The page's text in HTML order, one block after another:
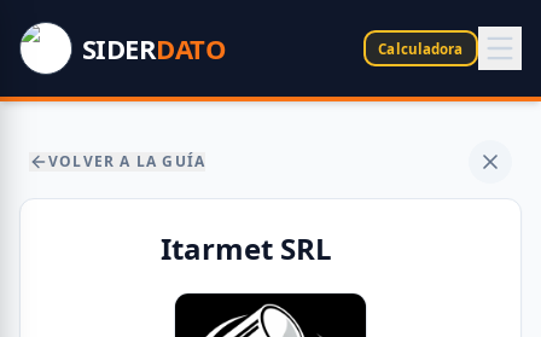
SIDERDATO Calculadora
VOLVER A LA GUÍA
Itarmet SRL